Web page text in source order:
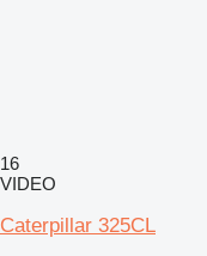
16
VIDEO
Caterpillar 325CL